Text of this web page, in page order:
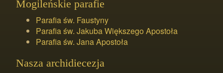
Mogileńskie parafie
Parafia św. Faustyny
Parafia św. Jakuba Większego Apostoła
Parafia św. Jana Apostoła
Nasza archidiecezja